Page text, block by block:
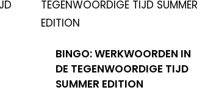
BINGO: WERKWOORDEN IN
DE TEGENWOORDIGE TIJD
SUMMER EDITION